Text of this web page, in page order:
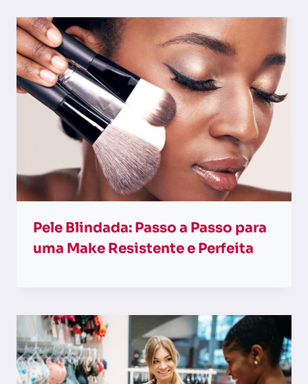
Pele Blindada: Passo a Passo para
uma Make Resistente e Perfeita